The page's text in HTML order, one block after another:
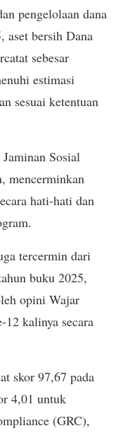
pengelolaan dana
aset bersih Dana
sebesar
estimasi
sesuai ketentuan
Sosial
mencerminkan
hati-hati dan
tercermin dari
buku 2025,
opini Wajar
kalinya secara
skor 97,67 pada
4,01 untuk
(GRC),